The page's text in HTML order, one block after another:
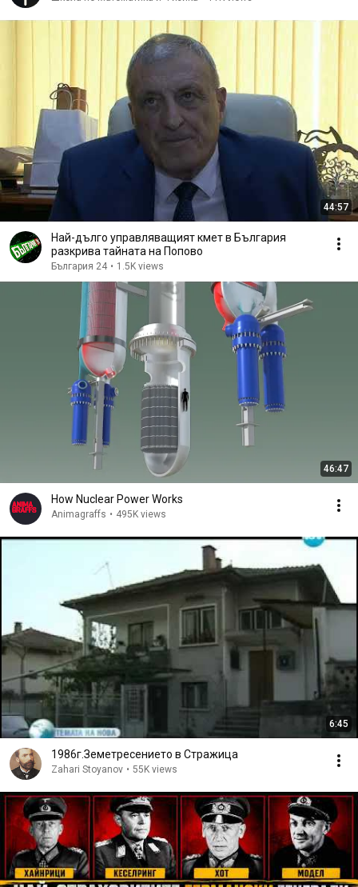
44:57
Най-дълго управляващият кмет в България
разкрива тайната на Попово
България 24 • 1.5K views
46:47
How Nuclear Power Works
Animagraffs • 495K views
6:45
1986г.Земетресението в Стражица
Zahari Stoyanov • 55K views